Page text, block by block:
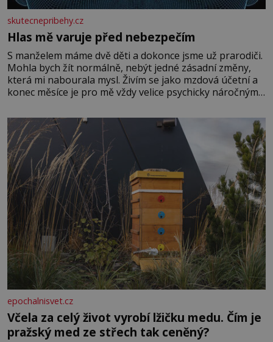
skutecnepribehy.cz
Hlas mě varuje před nebezpečím
S manželem máme dvě děti a dokonce jsme už prarodiči.
Mohla bych žít normálně, nebýt jedné zásadní změny,
která mi nabourala mysl. Živím se jako mzdová účetní a
konec měsíce je pro mě vždy velice psychicky náročným
dál častěji volá o pomoc, co se hlídání týče. Dalo by se
epochalnisvet.cz
Včela za celý život vyrobí lžičku medu. Čím je
pražský med ze střech tak ceněný?